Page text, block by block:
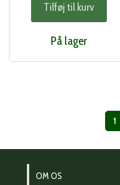
Tilføj til kurv
På lager
1
OM OS